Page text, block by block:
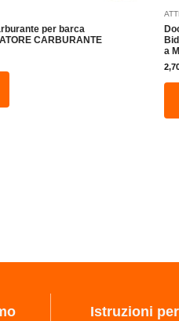
per barca
CARBURANTE
a
Istruzioni